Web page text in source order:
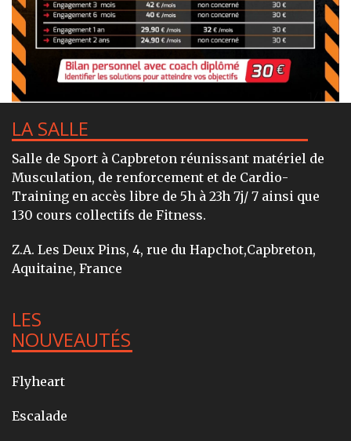
LA SALLE
Salle de Sport à Capbreton réunissant matériel de
Musculation, de renforcement et de Cardio-
Training en accès libre de 5h à 23h 7j/ 7 ainsi que
130 cours collectifs de Fitness.
Z.A. Les Deux Pins, 4, rue du Hapchot,Capbreton,
Aquitaine, France
LES
NOUVEAUTÉS
Flyheart
Escalade